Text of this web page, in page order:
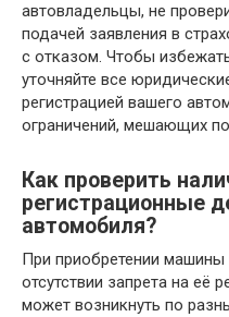
автовладельцы, не
подачей заявления в
с отказом. Чтобы
уточняйте все
регистрацией вашего
ограничений, мешающих
Как проверить
регистрационные
автомобиля?
При приобретении
отсутствии запрета на её
может возникнуть по